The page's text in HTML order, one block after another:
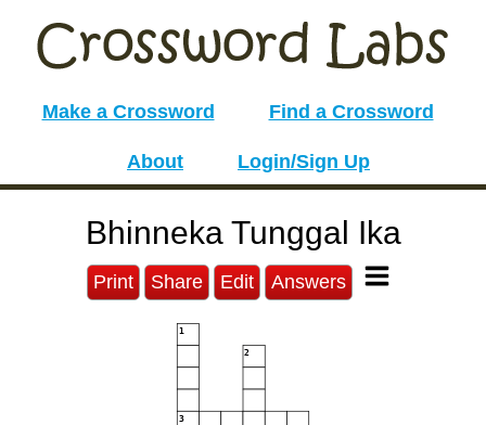
Make a Crossword Find a Crossword
About Login/Sign Up
Bhinneka Tunggal Ika
Print Share Edit Answers
1
2
3